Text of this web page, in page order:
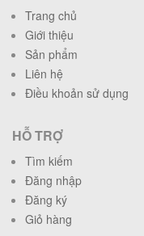
Trang chủ
Giới thiệu
Sản phẩm
Liên hệ
Điều khoản sử dụng
HỖ TRỢ
Tìm kiếm
Đăng nhập
Đăng ký
Giỏ hàng